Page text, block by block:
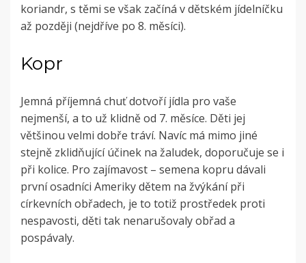
koriandr, s těmi se však začíná v dětském jídelníčku
až později (nejdříve po 8. měsíci).
Kopr
Jemná příjemná chuť dotvoří jídla pro vaše
nejmenší, a to už klidně od 7. měsíce. Děti jej
většinou velmi dobře tráví. Navíc má mimo jiné
stejně zklidňující účinek na žaludek, doporučuje se i
při kolice. Pro zajímavost – semena kopru dávali
první osadníci Ameriky dětem na žvýkání při
církevních obřadech, je to totiž prostředek proti
nespavosti, děti tak nenarušovaly obřad a
pospávaly.